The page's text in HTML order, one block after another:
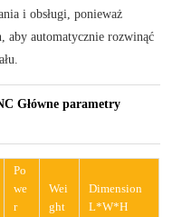
i obsługi, ponieważ
automatycznie rozwinąć
Główne parametry
Po
we
r
Wei
ght
Dimension
L*W*H